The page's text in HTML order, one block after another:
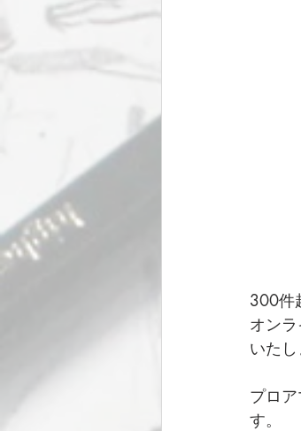
300件
オン
いたし
プロ
す。